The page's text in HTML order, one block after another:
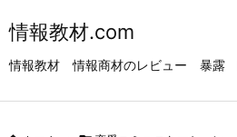
情報教材.com
情報教材 情報商材のレビュー 暴露